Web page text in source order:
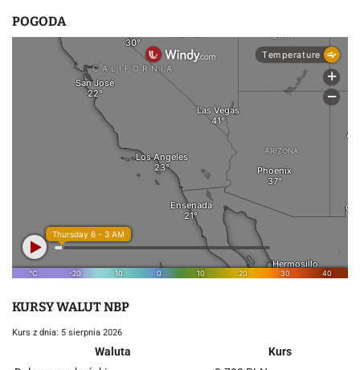
POGODA
KURSY WALUT NBP
Kurs z dnia: 5 sierpnia 2026
Waluta
Kurs